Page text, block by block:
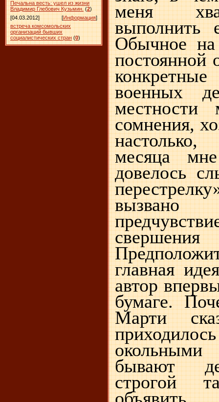
Печальна весть: ушел из жизни
Владимир Глебович Кузьмин. (2)
[04.03.2012]
[Информация]
встреча комсомольских
организаций бывших
социалистических стран (0)
меня
выполнить
Обычное
постоянной
военных
местности
сомнения,
месяца
довелось
главная
автор
бумаге.
Марти
бывают
строгой